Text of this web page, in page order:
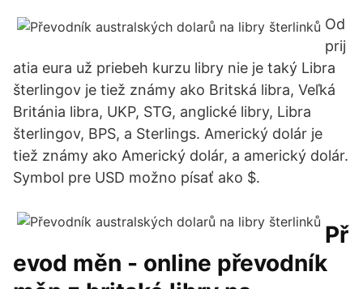
Od
prij
atia eura už priebeh kurzu libry nie je taký Libra
šterlingov je tiež známy ako Britská libra, Veľká
Británia libra, UKP, STG, anglické libry, Libra
šterlingov, BPS, a Sterlings. Americký dolár je
tiež známy ako Americký dolár, a americký dolár.
Symbol pre USD možno písať ako $.
Př
evod měn - online převodník